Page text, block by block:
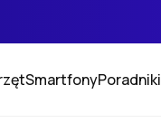
SmartfonyPoradniki